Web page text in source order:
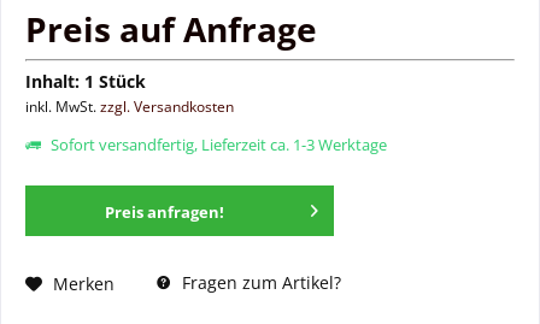
Preis auf Anfrage
Inhalt: 1 Stück
inkl. MwSt.zzgl. Versandkosten
Sofort versandfertig, Lieferzeit ca. 1-3 Werktage
Preis anfragen!
Merken Fragen zum Artikel?